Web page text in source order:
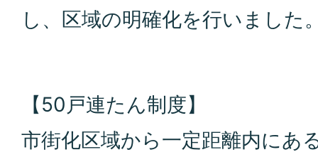
し、区域の明確化を行いました
【50戸連たん制度】
市街化区域から一定距離内にあ